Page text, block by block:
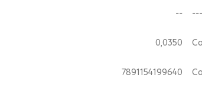
--
0,0350
7891154199640